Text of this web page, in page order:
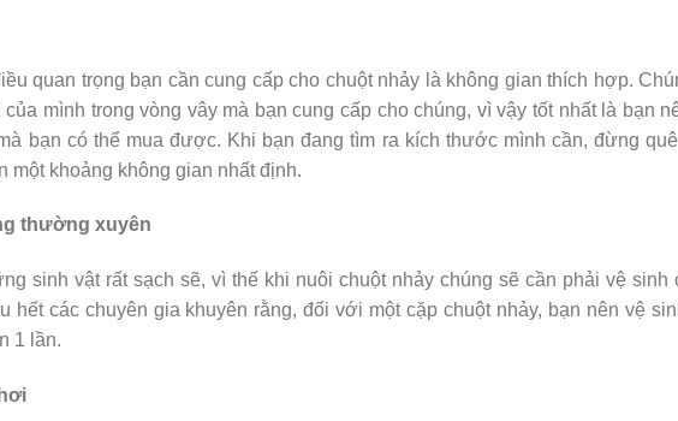
quan trọng bạn cần cung cấp cho chuột nhảy là không gian thích hợp.
mình trong vòng vây mà bạn cung cấp cho chúng, vì vậy tốt nhất là bạn
bạn có thể mua được. Khi bạn đang tìm ra kích thước mình cần, đừng
một khoảng không gian nhất định.
thường xuyên
sinh vật rất sạch sẽ, vì thế khi nuôi chuột nhảy chúng sẽ cần phải vệ sinh
hết các chuyên gia khuyên rằng, đối với một cặp chuột nhảy, bạn nên vệ
1 lần.